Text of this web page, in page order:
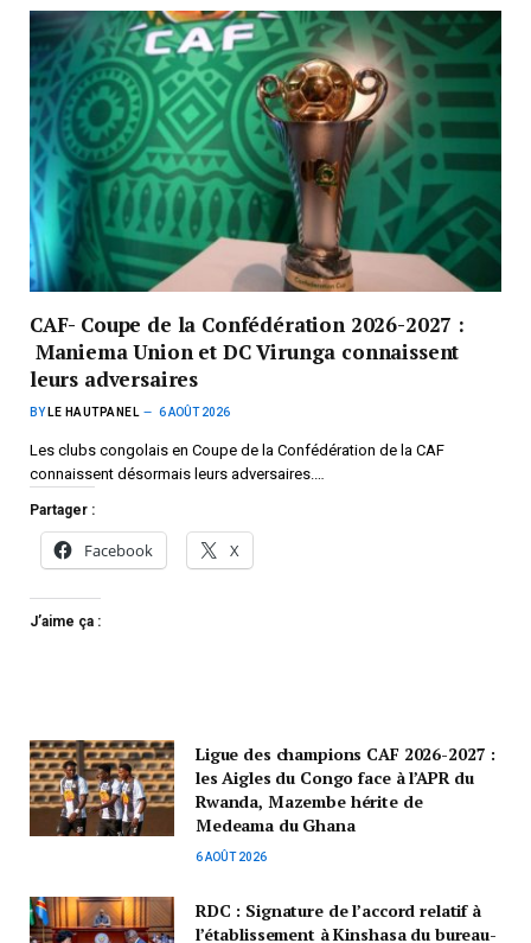
CAF- Coupe de la Confédération 2026-2027 :
Maniema Union et DC Virunga connaissent
leurs adversaires
BY LE HAUTPANEL 6 AOÛT 2026
Les clubs congolais en Coupe de la Confédération de la CAF
connaissent désormais leurs adversaires.…
Partager :
Facebook X
J’aime ça :
Ligue des champions CAF 2026-2027 :
les Aigles du Congo face à l’APR du
Rwanda, Mazembe hérite de
Medeama du Ghana
6 AOÛT 2026
RDC : Signature de l’accord relatif à
l’établissement à Kinshasa du bureau-